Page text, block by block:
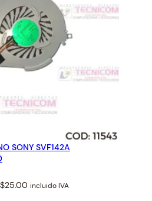
SONY SVF142A
Original
$25.00Current
incluido IVA